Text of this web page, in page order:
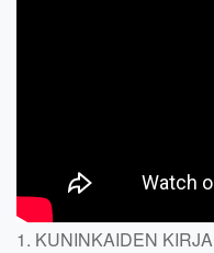
1. KUNINKAIDEN KIRJA